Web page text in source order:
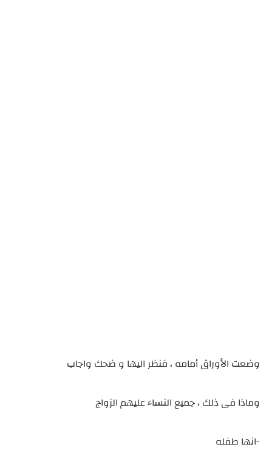
وضعت الأوراق أمامه ، فنظر اليها و ضحك واجاب
وماذا فى ذلك ، جميع النساء عليهم الزواج
-انها طفله